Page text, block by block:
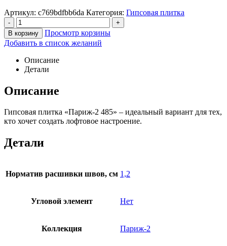
Артикул: c769bdfbb6da Категория: Гипсовая плитка
-
+
В корзину
Просмотр корзины
Добавить в список желаний
Описание
Детали
Описание
Гипсовая плитка «Париж-2 485» – идеальный вариант для тех,
кто хочет создать лофтовое настроение.
Детали
Норматив расшивки швов, см 1,2
Угловой элемент Нет
Коллекция Париж-2